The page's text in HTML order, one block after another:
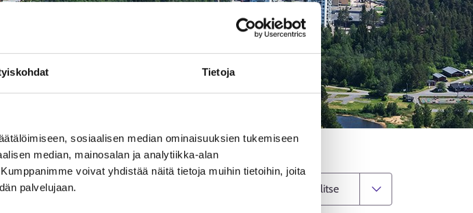
Tietoja
sosiaalisen median ominaisuuksien tukemiseen
median, mainosalan ja analytiikka-alan
voivat yhdistää näitä tietoja muihin tietoihin, joita
palvelujaan.
Kokkola